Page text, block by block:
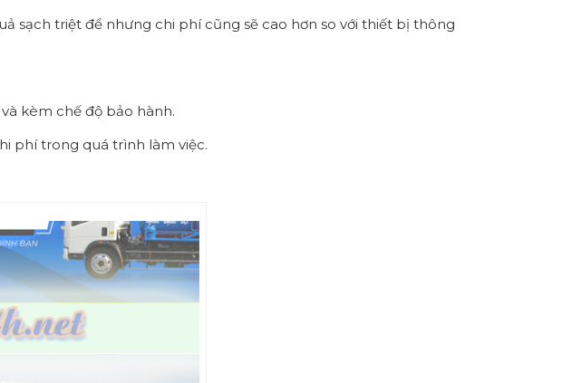
sạch triệt để nhưng chi phí cũng sẽ cao hơn so với thiết bị thông
kèm chế độ bảo hành.
phí trong quá trình làm việc.